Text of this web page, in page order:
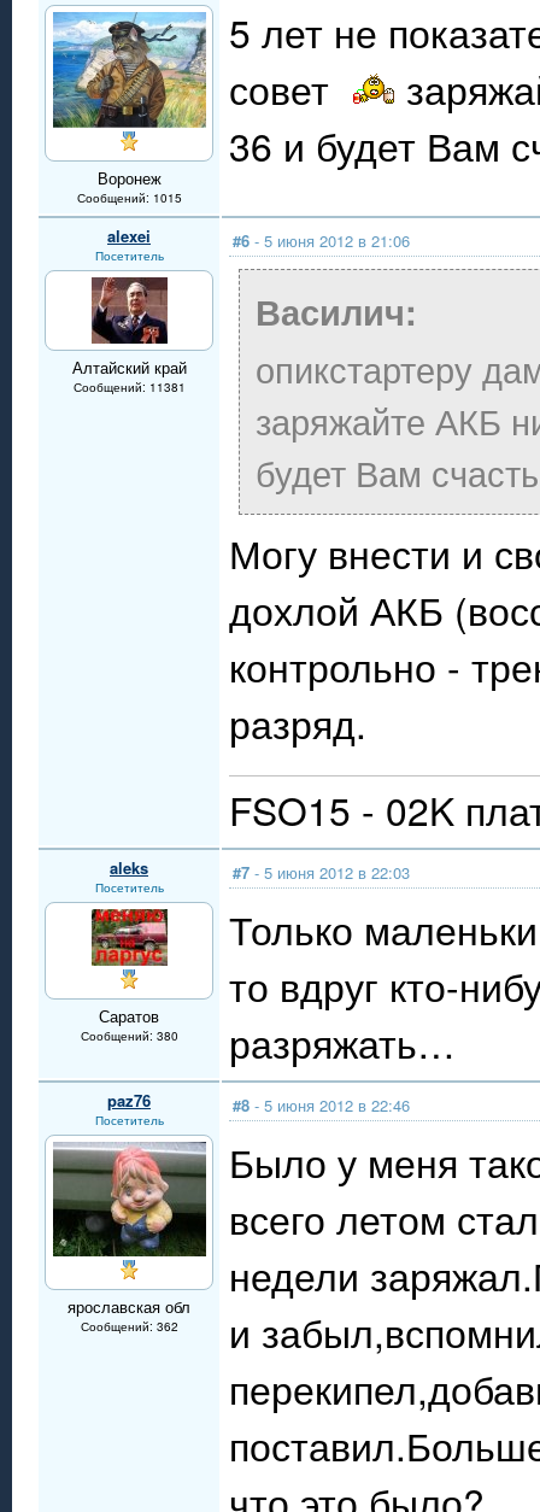
Воронеж
Сообщений: 1015
5 лет не
совет
36 и будет Вам
alexei
Посетитель
Алтайский край
Сообщений: 11381
#6 - 5 июня 2012 в 21:06
Василич:
опикстартеру
заряжайте АКБ
будет Вам
Могу внести и
дохлой АКБ
контрольно -
разряд.
FSO15 - 02K
aleks
Посетитель
Саратов
Сообщений: 380
#7 - 5 июня 2012 в 22:03
Только
то вдруг кто-
разряжать…
paz76
Посетитель
ярославская обл
Сообщений: 362
#8 - 5 июня 2012 в 22:46
Было у меня
всего летом
недели
и